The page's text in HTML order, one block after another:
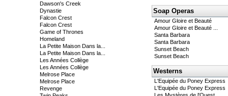
Dawson's Creek
Dynastie
Falcon Crest
Falcon Crest
Game of Thrones
Homeland
La Petite Maison Dans la...
La Petite Maison Dans la...
Les Années Collège
Les Années Collège
Melrose Place
Melrose Place
Revenge
Soap Operas
Amour Gloire et Beauté
Amour Gloire et Beauté ...
Santa Barbara
Santa Barbara
Sunset Beach
Sunset Beach
Westerns
L'Equipée du Poney Express
L'Equipée du Poney Express